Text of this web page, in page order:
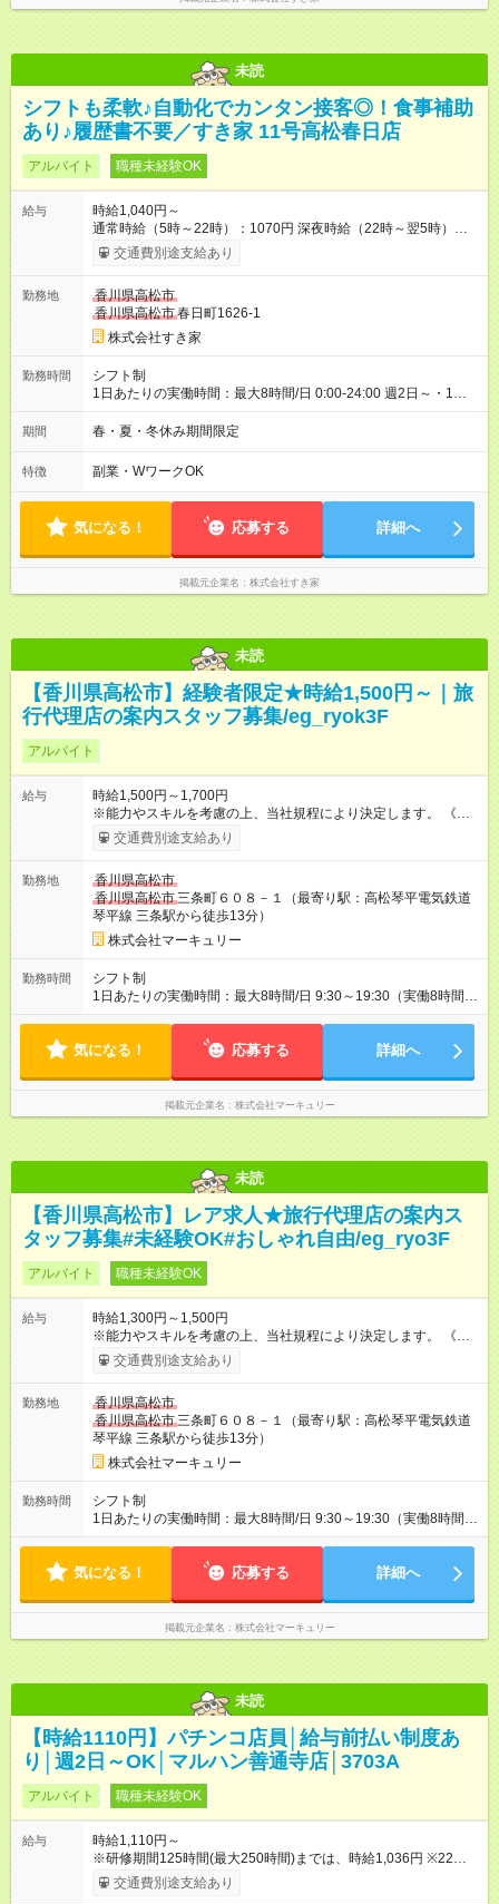
未読
シフトも柔軟♪自動化でカンタン接客◎！食事補助
あり♪履歴書不要／すき家 11号高松春日店
アルバイト 職種未経験OK
給与
時給1,040円～
通常時給（5時～22時）：1070円 深夜時給（22時～翌5時）：
1338円 高校生時給：1040円 【特別手当】早朝手当（5：00-9：
00）時給+150円 【試用期間】試用期間あり 試用期間の長さ：1
30日（※条件変更なし）ですが、切り上げで一ヶ月とさせてい
ただきます。 研修制度あり：15時間(研修中も同時給）
交通費別途支給あり
勤務地
香川県高松市
香川県高松市春日町1626-1
株式会社すき家
勤務時間
シフト制
1日あたりの実働時間：最大8時間/日 0:00-24:00 週2日～・1日
2h～OK ＜シフト例＞ 〇朝帯 5:00-9:00 〇昼帯 9:00-14:00 〇午
後帯 14:00-18:00 〇夜帯 18:00-22:00 〇深夜帯 22:00-翌5:00 基
ます♪
期間 春・夏・冬休み期間限定
特徴 副業・WワークOK
気になる！ 応募する 詳細へ
掲載元企業名 株式会社すき家
未読
【香川県高松市】経験者限定★時給1,500円～｜旅
行代理店の案内スタッフ募集/eg_ryok3F
アルバイト
給与
時給1,500円～1,700円
※能力やスキルを考慮の上、当社規程により決定します。 《月
給例》 ～時給1,500円の場合～ 時給1,500円×1日8時間×月22日
＝264,000円 【試用期間】試用期間あり 試用期間の長さ：3ヶ月
交通費別途支給あり
勤務地
香川県高松市
香川県高松市三条町６０８－１（最寄り駅：高松琴平電気鉄道
琴平線 三条駅から徒歩13分）
株式会社マーキュリー
勤務時間
シフト制
1日あたりの実働時間：最大8時間/日 9:30～19:30（実働8時間／
休憩1時間） ■週5日勤務 ■残業ほぼなし ■希望休あり
気になる！ 応募する 詳細へ
掲載元企業名 株式会社マーキュリー
未読
【香川県高松市】レア求人★旅行代理店の案内ス
タッフ募集#未経験OK#おしゃれ自由/eg_ryo3F
アルバイト 職種未経験OK
給与
時給1,300円～1,500円
※能力やスキルを考慮の上、当社規程により決定します。 《月
給例》 ～時給1,300円の場合～ 時給1,300円×1日8時間×月22日
＝228,800円 ～時給1,500円の場合～ 時給1,500円×1日8時間×
さ：3ヶ月 雇用形態、給与は本採用時と同じです。
交通費別途支給あり
勤務地
香川県高松市
香川県高松市三条町６０８－１（最寄り駅：高松琴平電気鉄道
琴平線 三条駅から徒歩13分）
株式会社マーキュリー
勤務時間
シフト制
1日あたりの実働時間：最大8時間/日 9:30～19:30（実働8時間／
休憩1時間） ■週5日勤務 ■残業ほぼなし ■希望休あり
気になる！ 応募する 詳細へ
掲載元企業名 株式会社マーキュリー
未読
【時給1110円】パチンコ店員│給与前払い制度あ
り│週2日～OK│マルハン善通寺店│3703A
アルバイト 職種未経験OK
給与
時給1,110円～
※研修期間125時間(最大250時間)までは、時給1,036円 ※22時以
降時給25％ＵＰ 【試用期間】試用期間なし
交通費別途支給あり